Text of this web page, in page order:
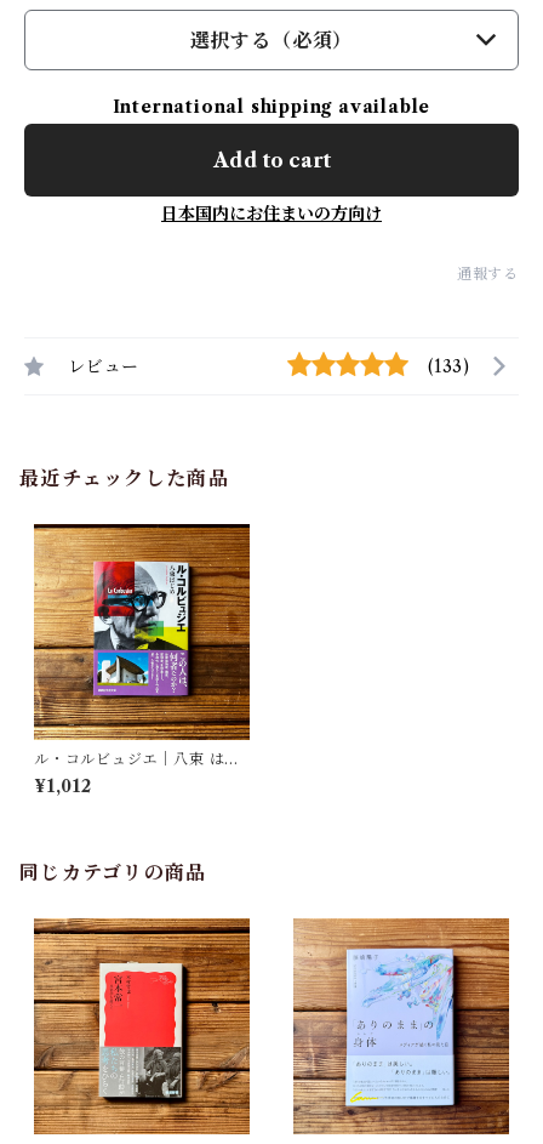
選択する（必須）
International shipping available
Add to cart
日本国内にお住まいの方向け
通報する
レビュー (133)
最近チェックした商品
ル・コルビュジエ｜八束 はじ
め
¥1,012
同じカテゴリの商品